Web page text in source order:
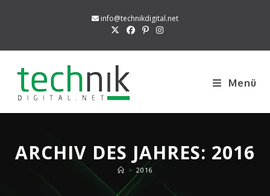
info@technikdigital.net
Menü
ARCHIV DES JAHRES: 2016
> 2016